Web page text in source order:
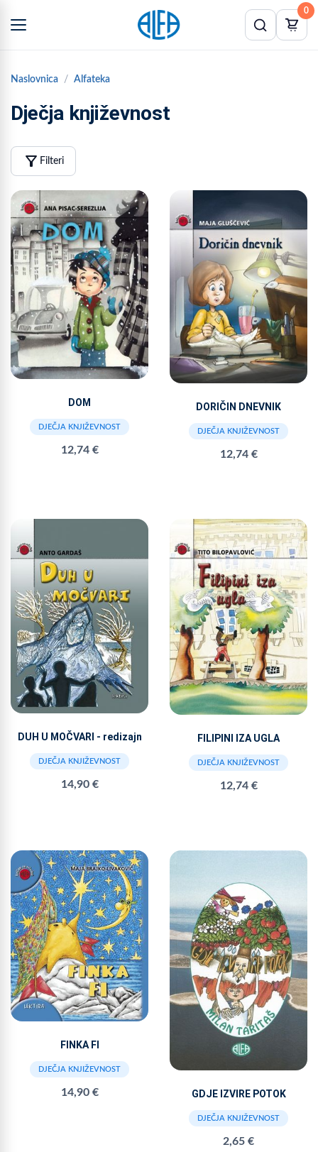
0
Naslovnica Alfateka
Dječja književnost
filter_alt Filteri
DOM
DJEČJA KNJIŽEVNOST
12,74 €
DORIČIN DNEVNIK
DJEČJA KNJIŽEVNOST
12,74 €
DUH U MOČVARI - redizajn
DJEČJA KNJIŽEVNOST
14,90 €
FILIPINI IZA UGLA
DJEČJA KNJIŽEVNOST
12,74 €
FINKA FI
DJEČJA KNJIŽEVNOST
14,90 € GDJE IZVIRE POTOK
DJEČJA KNJIŽEVNOST
2,65 €